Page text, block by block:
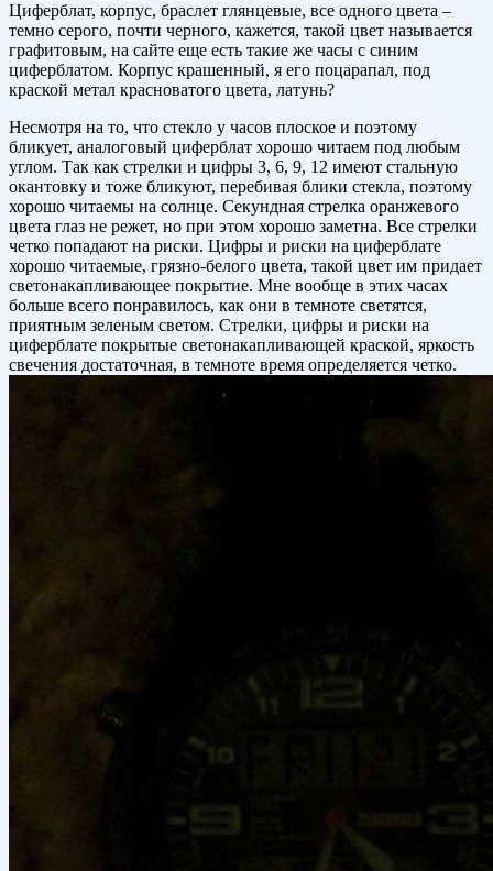
Циферблат, корпус, браслет глянцевые, все одного цвета –
темно серого, почти черного, кажется, такой цвет называется
графитовым, на сайте еще есть такие же часы с синим
циферблатом. Корпус крашенный, я его поцарапал, под
краской метал красноватого цвета, латунь?
Несмотря на то, что стекло у часов плоское и поэтому
бликует, аналоговый циферблат хорошо читаем под любым
углом. Так как стрелки и цифры 3, 6, 9, 12 имеют стальную
окантовку и тоже бликуют, перебивая блики стекла, поэтому
хорошо читаемы на солнце. Секундная стрелка оранжевого
цвета глаз не режет, но при этом хорошо заметна. Все стрелки
четко попадают на риски. Цифры и риски на циферблате
хорошо читаемые, грязно-белого цвета, такой цвет им придает
светонакапливающее покрытие. Мне вообще в этих часах
больше всего понравилось, как они в темноте светятся,
приятным зеленым светом. Стрелки, цифры и риски на
циферблате покрытые светонакапливающей краской, яркость
свечения достаточная, в темноте время определяется четко.